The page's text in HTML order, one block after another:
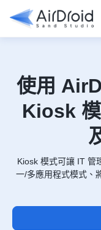
使用
Kiosk
Kiosk 模式可讓 IT 管
一/多應用程式模式、